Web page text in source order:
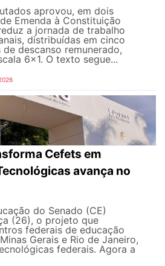
aprovou, em dois
Emenda à Constituição
a jornada de trabalho
distribuídas em cinco
descanso remunerado,
6x1. O texto segue...
Cefets em
avança no
do Senado (CE)
(26), o projeto que
federais de educação
Gerais e Rio de Janeiro,
federais. Agora a